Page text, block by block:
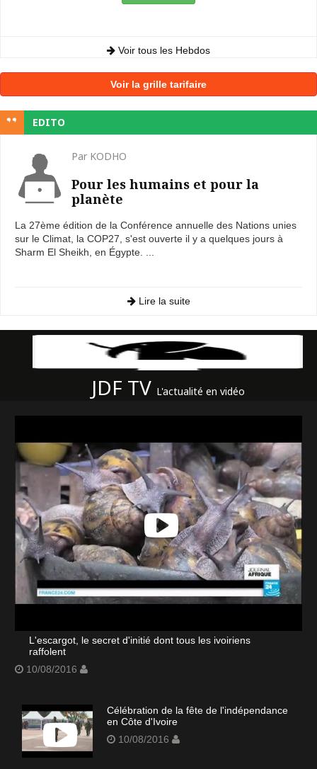
Voir tous les Hebdos
Voir la grille tarifaire
EDITO
Par KODHO
Pour les humains et pour la
planète
La 27ème édition de la Conférence annuelle des Nations unies
sur le Climat, la COP27, s'est ouverte il y a quelques jours à
Sharm El Sheikh, en Égypte. ...
Lire la suite
JDF TV L'actualité en vidéo
L'escargot, le secret d'initié dont tous les ivoiriens
raffolent
10/08/2016
Célébration de la fête de l'indépendance
en Côte d'Ivoire
10/08/2016